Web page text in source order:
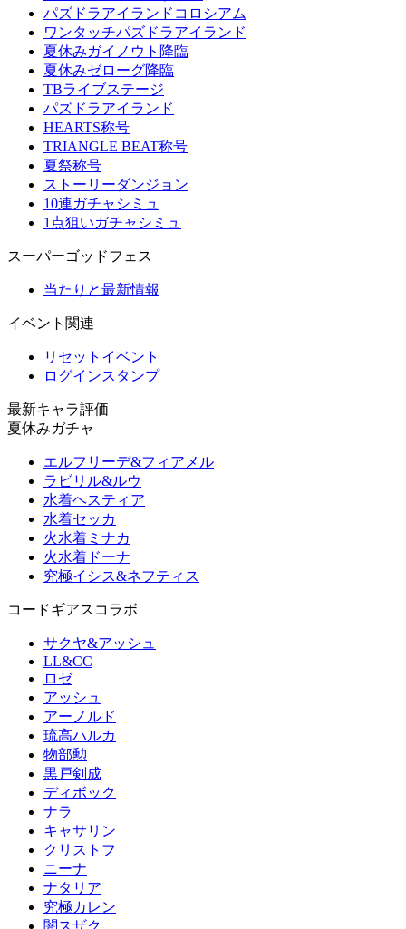
パズドラアイランドコロシアム
ワンタッチパズドラアイランド
夏休みガイノウト降臨
夏休みゼローグ降臨
TBライブステージ
パズドラアイランド
HEARTS称号
TRIANGLE BEAT称号
夏祭称号
ストーリーダンジョン
10連ガチャシミュ
1点狙いガチャシミュ
スーパーゴッドフェス
当たりと最新情報
イベント関連
リセットイベント
ログインスタンプ
最新キャラ評価
夏休みガチャ
エルフリーデ&フィアメル
ラビリル&ルウ
水着ヘスティア
水着セッカ
火水着ミナカ
火水着ドーナ
究極イシス&ネフティス
コードギアスコラボ
サクヤ&アッシュ
LL&CC
ロゼ
アッシュ
アーノルド
琉高ハルカ
物部勲
黒戸剣成
ディボック
ナラ
キャサリン
クリストフ
ニーナ
ナタリア
究極カレン
闇スザク